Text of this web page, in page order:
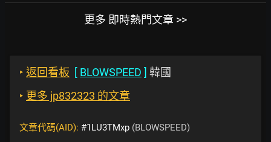
更多 即時熱門文章 >>
‣ 返回看板 [ BLOWSPEED ] 韓國
‣ 更多 jp832323 的文章
文章代碼(AID): #1LU3TMxp (BLOWSPEED)